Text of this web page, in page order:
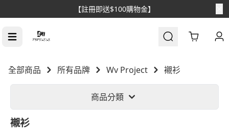
【註冊即送$100購物金】
Cart
全部商品 所有品牌 Wv Project 襯衫
商品分類
襯衫